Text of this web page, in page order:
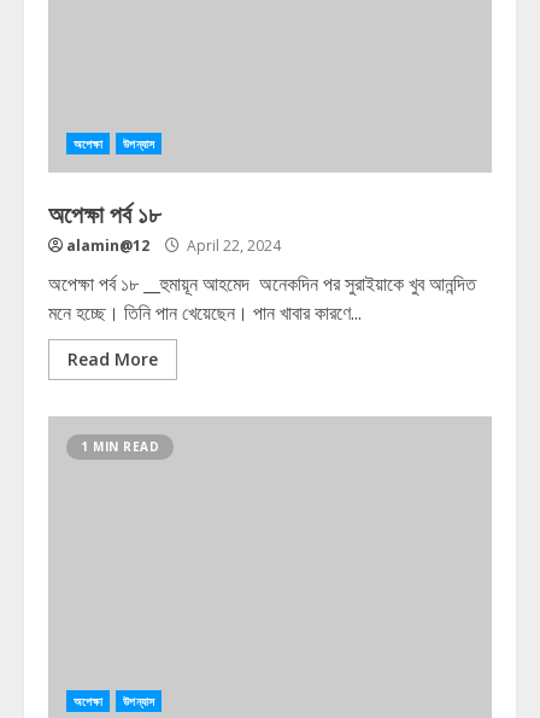
অপেক্ষা উপন্যাস
অপেক্ষা পর্ব ১৮
alamin@12 April 22, 2024
অপেক্ষা পর্ব ১৮ __হুমায়ূন আহমেদ অনেকদিন পর সুরাইয়াকে খুব আনন্দিত
মনে হচ্ছে। তিনি পান খেয়েছেন। পান খাবার কারণে...
Read More
1 MIN READ
অপেক্ষা উপন্যাস